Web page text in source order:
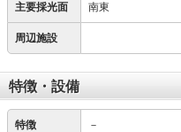
主要採光面 南東
周辺施設
特徴・設備
特徴 －